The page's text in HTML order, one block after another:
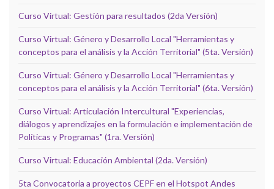
Curso Virtual: Gestión para resultados (2da Versión)
Curso Virtual: Género y Desarrollo Local "Herramientas y
conceptos para el análisis y la Acción Territorial" (5ta. Versión)
Curso Virtual: Género y Desarrollo Local "Herramientas y
conceptos para el análisis y la Acción Territorial" (6ta. Versión)
Curso Virtual: Articulación Intercultural "Experiencias,
diálogos y aprendizajes en la formulación e implementación de
Políticas y Programas" (1ra. Versión)
Curso Virtual: Educación Ambiental (2da. Versión)
5ta Convocatoria a proyectos CEPF en el Hotspot Andes